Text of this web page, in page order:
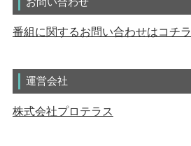
番組に関するお問い合わせはコチラ
運営会社
株式会社プロテラス